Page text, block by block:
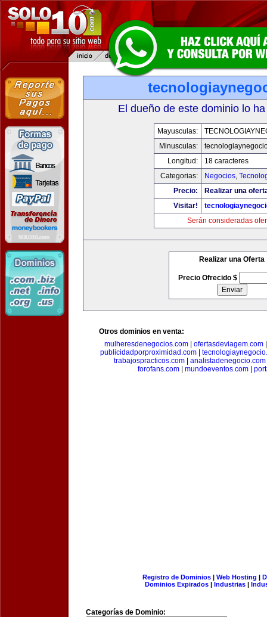
El dueño de este dominio lo
Mayusculas:
Minusculas:
Longitud:
18 caracteres
Categorias:
Negocios,
Precio:
Realizar una
Visitar!
Serán consideradas
Realizar una Oferta
Precio Ofrecido $
Otros dominios en venta:
mulheresdenegocios.com
ofertasdeviagem.com
publicidadporproximidad.com|
trabajospracticos.com| analistadenegocio.com
forofans.com
mundoeventos.com
Registro de Dominios| Web Hosting |
Dominios Expirados | Industrias |
Categorías de Dominio: